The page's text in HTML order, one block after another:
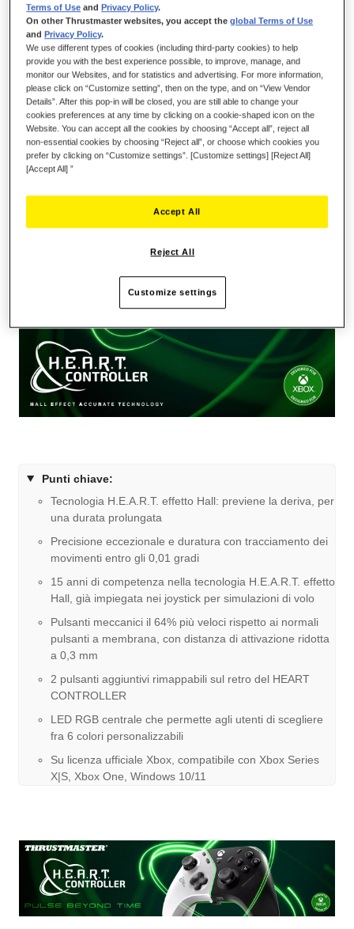
tempo senza precedenti, con tracciamento dei movimenti entro
gli 0,01 gradi.
Dì pure addio alla deriva dei mini-stick e goditi prestazioni
incredibilmente precise che rimarranno costanti nel tempo,
grazie alla tecnologia effetto Hall!
Punti chiave:
Tecnologia H.E.A.R.T. effetto Hall: previene la deriva, per
una durata prolungata
Precisione eccezionale e duratura con tracciamento dei
movimenti entro gli 0,01 gradi
15 anni di competenza nella tecnologia H.E.A.R.T. effetto
Hall, già impiegata nei joystick per simulazioni di volo
Pulsanti meccanici il 64% più veloci rispetto ai normali
pulsanti a membrana, con distanza di attivazione ridotta
a 0,3 mm
2 pulsanti aggiuntivi rimappabili sul retro del HEART
CONTROLLER
LED RGB centrale che permette agli utenti di scegliere
fra 6 colori personalizzabili
Su licenza ufficiale Xbox, compatibile con Xbox Series
X|S, Xbox One, Windows 10/11
Terms of Use and Privacy Policy.
On other Thrustmaster websites, you accept theglobal Terms of Use
and Privacy Policy.
We use different types of cookies (including third-party cookies) to help
provide you with the best experience possible, to improve, manage, and
monitor our Websites, and for statistics and advertising. For more information,
please click on “Customize setting”, then on the type, and on “View Vendor
Details”. After this pop-in will be closed, you are still able to change your
cookies preferences at any time by clicking on a cookie-shaped icon on the
Website. You can accept all the cookies by choosing “Accept all”, reject all
non-essential cookies by choosing “Reject all”, or choose which cookies you
prefer by clicking on “Customize settings”. [Customize settings] [Reject All]
[Accept All] ”
Reject All
Accept All
Customize settings